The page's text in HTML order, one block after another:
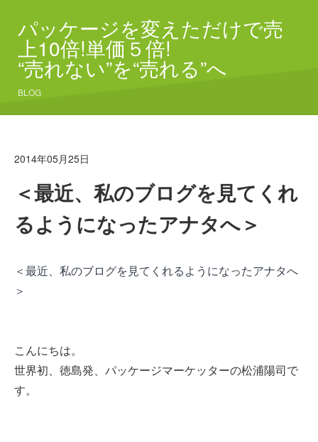
パッケージを変えただけで売
上10倍!単価５倍!
“売れない”を“売れる”へ
BLOG
2014年05月25日
＜最近、私のブログを見てくれ
るようになったアナタへ＞
＜最近、私のブログを見てくれるようになったアナタへ
＞
こんにちは。
世界初、徳島発、パッケージマーケッターの松浦陽司で
す。